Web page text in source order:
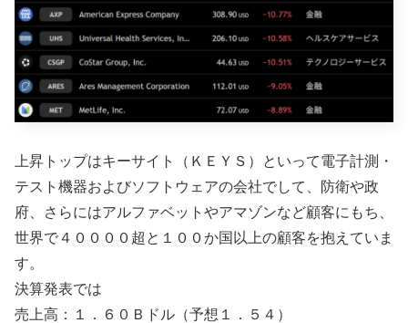
上昇トップはキーサイト（ＫＥＹＳ）といって電子計測・
テスト機器およびソフトウェアの会社でして、防衛や政
府、さらにはアルファベットやアマゾンなど顧客にもち、
世界で４００００超と１００か国以上の顧客を抱えていま
す。
決算発表では
売上高：１．６０Ｂドル（予想１．５４）